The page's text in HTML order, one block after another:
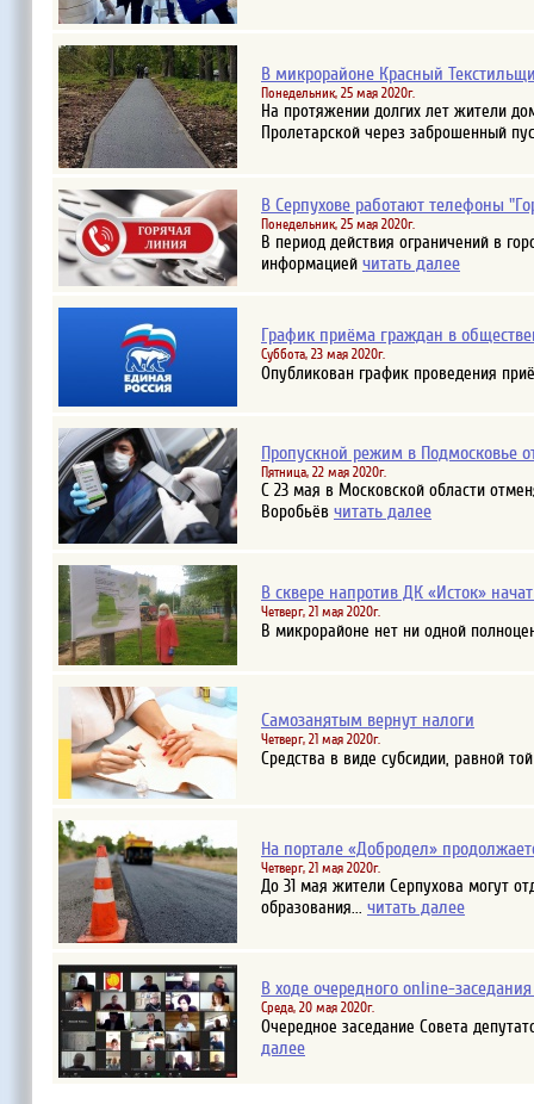
В микрорайоне Красный
Понедельник, 25 мая 2020г.
На протяжении долгих лет жители
Пролетарской через заброшенный
В Серпухове работают телефоны
Понедельник, 25 мая 2020г.
В период действия ограничений в
информацией читать далее
График приёма граждан в
Суббота, 23 мая 2020г.
Опубликован график проведения
Пропускной режим в Подмосковье
Пятница, 22 мая 2020г.
С 23 мая в Московской области
Воробьёв читать далее
В сквере напротив ДК «Исток»
Четверг, 21 мая 2020г.
В микрорайоне нет ни одной
Самозанятым вернут налоги
Четверг, 21 мая 2020г.
Средства в виде субсидии, равной
На портале «Добродел»
Четверг, 21 мая 2020г.
До 31 мая жители Серпухова могут
образования... читать далее
В ходе очередного online-
Среда, 20 мая 2020г.
Очередное заседание Совета
далее